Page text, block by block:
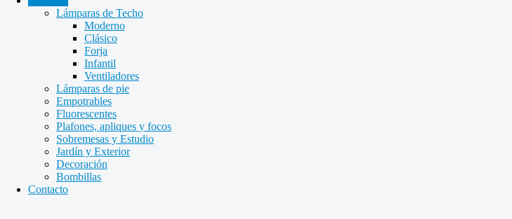
Lámparas de Techo
Moderno
Clásico
Forja
Infantil
Ventiladores
Lámparas de pie
Empotrables
Fluorescentes
Plafones, apliques y focos
Sobremesas y Estudio
Jardín y Exterior
Decoración
Bombillas
Contacto